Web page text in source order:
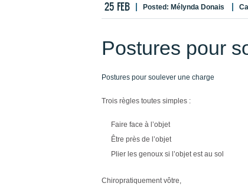
25 FEB Posted: Mélynda Donais
Postures pour
Postures pour soulever une charge
Trois règles toutes simples :
Faire face à l’objet
Être près de l’objet
Plier les genoux si l’objet est au sol
Chiropratiquement vôtre,